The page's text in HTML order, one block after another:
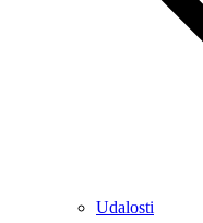
Udalosti